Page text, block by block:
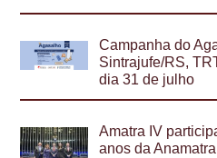
Campanha do
Sintrajufe/RS,
dia 31 de julho
Amatra IV
anos da